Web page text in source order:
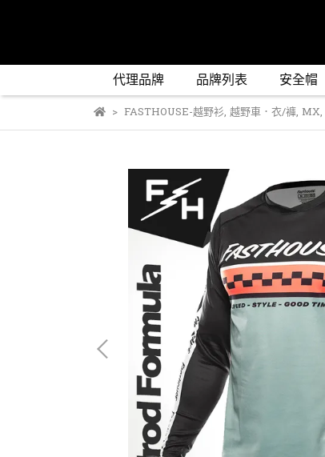
代理品牌 品牌列表 安全帽
FASTHOUSE-越野衫, 越野車．衣/褲, MX,